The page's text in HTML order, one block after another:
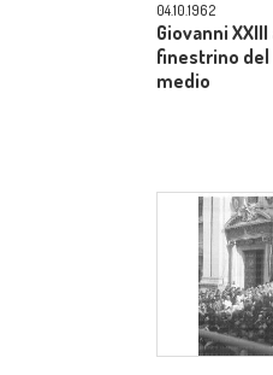
04.10.1962
Giovanni
finestrino
medio